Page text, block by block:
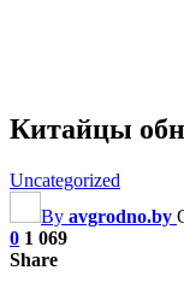
Китайцы
Uncategorized
By avgrodno.by
0 1 069
Share